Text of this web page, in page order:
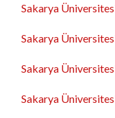
Sakarya
Sakarya
Sakarya
Sakarya